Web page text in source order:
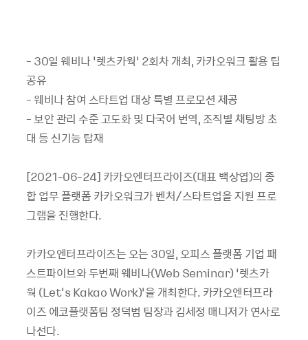
- 30일 웨비나 ‘렛츠카웍’ 2회차 개최, 카카오워크 활용 팁
공유
- 웨비나 참여 스타트업 대상 특별 프로모션 제공
- 보안 관리 수준 고도화 및 다국어 번역, 조직별 채팅방 초
대 등 신기능 탑재
[2021-06-24] 카카오엔터프라이즈(대표 백상엽)의 종
합 업무 플랫폼 카카오워크가 벤처/스타트업을 지원 프로
그램을 진행한다.
카카오엔터프라이즈는 오는 30일, 오피스 플랫폼 기업 패
스트파이브와 두번째 웨비나(Web Seminar) ‘렛츠카
웍 (Let's Kakao Work)’을 개최한다. 카카오엔터프라
이즈 에코플랫폼팀 정덕범 팀장과 김세정 매니저가 연사로
나선다.